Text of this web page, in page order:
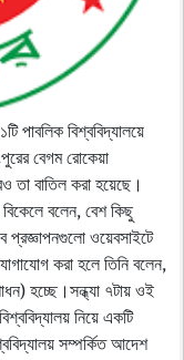
পাবলিক বিশ্ববিদ্যালয়ে
বেগম রোকেয়া
তা বাতিল করা হয়েছে।
বলেন, বেশ কিছু
প্রজ্ঞাপনগুলো ওয়েবসাইটে
করা হলে তিনি বলেন,
হচ্ছে।সন্ধ্যা ৭টায় ওই
নিয়ে একটি
সম্পর্কিত আদেশ